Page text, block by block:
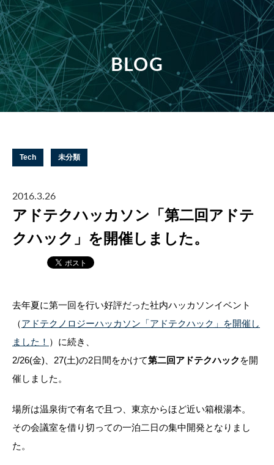
BLOG
Tech 未分類
2016.3.26
アドテクハッカソン「第二回アドテ
クハック」を開催しました。
去年夏に第一回を行い好評だった社内ハッカソンイベント
（アドテクノロジーハッカソン「アドテクハック」を開催し
ました！ ）に続き、
2/26(金)、27(土)の2日間をかけて第二回アドテクハック を開
催しました。
場所は温泉街で有名で且つ、東京からほど近い箱根湯本。
その会議室を借り切っての一泊二日の集中開発となりまし
た。